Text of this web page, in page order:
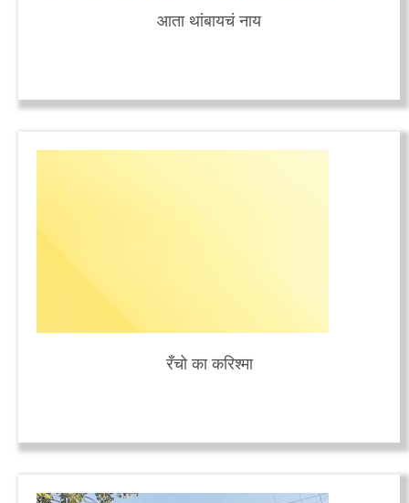
आता थांबायचं नाय
रँचो का करिश्मा